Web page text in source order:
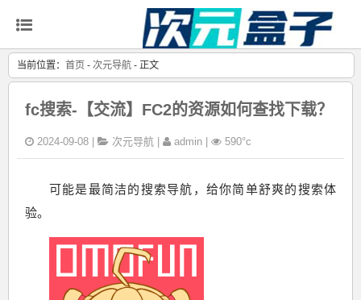
当前位置： 首页 - 次元导航 - 正文
fc搜索-【交流】FC2的资源如何查找下载？
2024-09-08 | 次元导航 admin | 590°c
可能是最简洁的搜索导航，给你简单舒爽的搜索体
验。